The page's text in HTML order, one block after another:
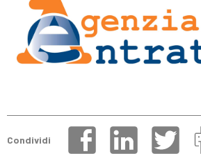
Condividi